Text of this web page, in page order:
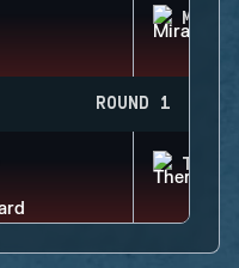
MIRA
ROUND 1